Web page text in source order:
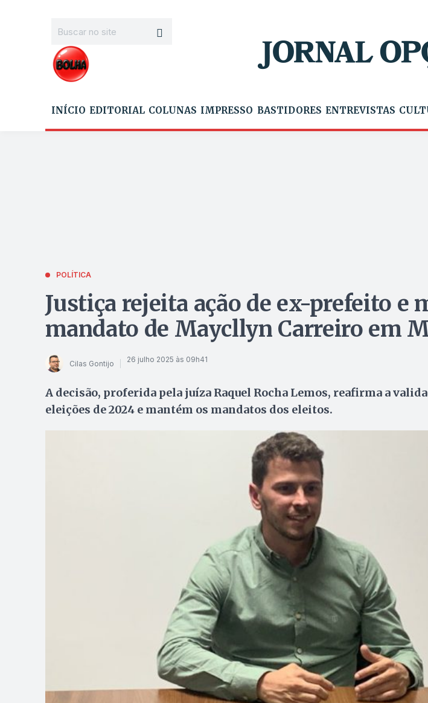
INÍCIO EDITORIAL COLUNAS IMPRESSO BASTIDORES ENTREVISTAS
POLÍTICA
Justiça rejeita ação de ex-prefeito e
mandato de Maycllyn Carreiro em
Cilas Gontijo 26 julho 2025 às 09h41
A decisão, proferida pela juíza Raquel Rocha Lemos, reafirma a
eleições de 2024 e mantém os mandatos dos eleitos.